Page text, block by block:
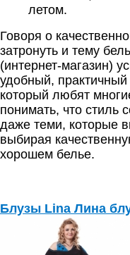
летом.
Говоря о
затронуть и тему
(интернет-магазин)
удобный,
который любят
понимать, что стиль
даже теми, которые
выбирая
хорошем белье.
Блузы Lina Лина